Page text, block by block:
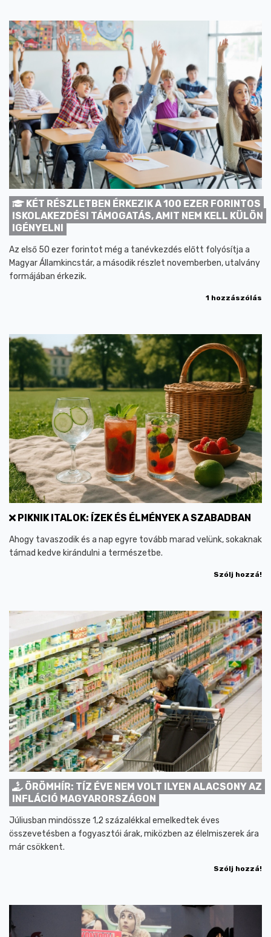
KÉT RÉSZLETBEN ÉRKEZIK A 100 EZER FORINTOS
ISKOLAKEZDÉSI TÁMOGATÁS, AMIT NEM KELL KÜLÖN
IGÉNYELNI
Az első 50 ezer forintot még a tanévkezdés előtt folyósítja a
Magyar Államkincstár, a második részlet novemberben, utalvány
formájában érkezik.
1 hozzászólás
PIKNIK ITALOK: ÍZEK ÉS ÉLMÉNYEK A SZABADBAN
Ahogy tavaszodik és a nap egyre tovább marad velünk, sokaknak
támad kedve kirándulni a természetbe.
Szólj hozzá!
ÖRÖMHÍR: TÍZ ÉVE NEM VOLT ILYEN ALACSONY AZ
INFLÁCIÓ MAGYARORSZÁGON
Júliusban mindössze 1,2 százalékkal emelkedtek éves
összevetésben a fogyasztói árak, miközben az élelmiszerek ára
már csökkent.
Szólj hozzá!